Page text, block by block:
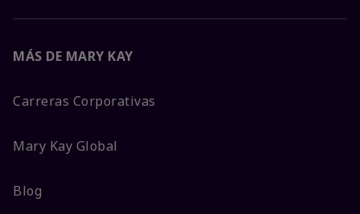
MÁS DE MARY KAY
Carreras Corporativas
Mary Kay Global
Blog